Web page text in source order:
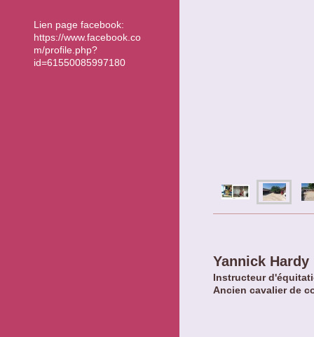
Yannick Hardy
Instructeur
Ancien cavalier de
Lien page facebook:
https://www.facebook.co
m/profile.php?
id=61550085997180